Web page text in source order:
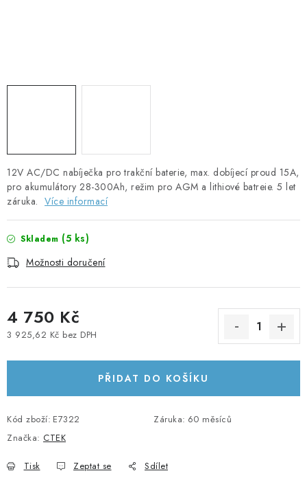
JAK VYBRAT SOLÁRNÍ SYSTÉM
SOLÁRNÍ REGULÁTORY
JIŠTĚNÍ DC
KABELY A KONEKTORY
POWERBANKY
PŘÍSLUŠENSTVÍ
12V AC/DC nabíječka pro trakční baterie, max. dobíjecí proud 15A,
pro akumulátory 28-300Ah, režim pro AGM a lithiové batreie. 5 let
záruka. Více informací
Skladem (5 ks)
Možnosti doručení
4 750 Kč
3 925,62 Kč bez DPH
PŘIDAT DO KOŠÍKU
Kód zboží: E7322 Záruka: 60 měsíců
Značka: CTEK
Tisk Zeptat se Sdílet